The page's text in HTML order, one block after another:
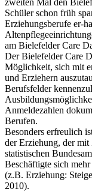
zweiten Mal den
Schüler schon früh
Erziehungsberufe er-
am Bielefelder Care
Der Bielefelder Care
Möglichkeit, sich mit
und Erziehern
Berufsfelder
Anmeldezahlen
Berufen.
Besonders erfreulich
der Erziehung, der
statistischen
Beschäftigte sich
(z.B. Erziehung:
2010).